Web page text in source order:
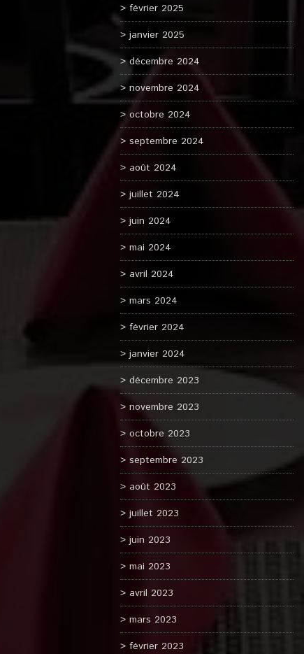
février 2025
janvier 2025
décembre 2024
novembre 2024
octobre 2024
septembre 2024
août 2024
juillet 2024
juin 2024
mai 2024
avril 2024
mars 2024
février 2024
janvier 2024
décembre 2023
novembre 2023
octobre 2023
septembre 2023
août 2023
juillet 2023
juin 2023
mai 2023
avril 2023
mars 2023
février 2023